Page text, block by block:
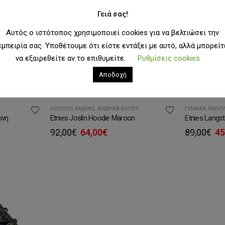
HOODIES, ΆΝΔΡΑΣ ΑΝΔΡΙΚΆ ΦΟΎΤΕΡ
Etnies Joslin Hoodie Maroon
92,00€ Original
price
64,00€Η
ΓΥΝΑΊΚΑ
Etnies
89,00€
Γειά σας!
Αυτός ο ιστότοπος χρησιμοποιεί cookies για να βελτιώσει την
σας. Υποθέτουμε ότι είστε εντάξει με αυτό, αλλά
να εξαιρεθείτε αν το επιθυμείτε.
Ρυθμίσεις cookies
Αποδοχή